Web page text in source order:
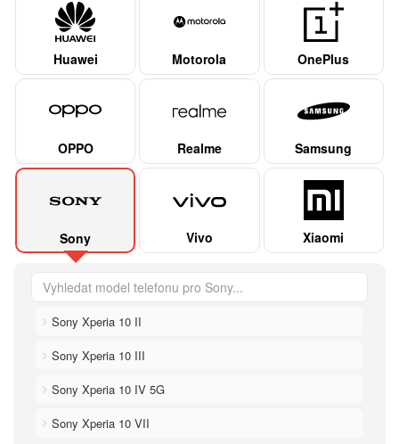
Huawei Motorola OnePlus
OPPO Realme Samsung
Sony Vivo Xiaomi
Sony Xperia 10 II
Sony Xperia 10 III
Sony Xperia 10 IV 5G
Sony Xperia 10 VII